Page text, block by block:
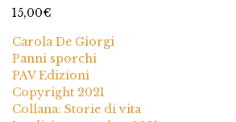
direcensioni
15,00€
Carola De Giorgi
Panni sporchi
PAV Edizioni
Copyright 2021
Collana: Storie di vita